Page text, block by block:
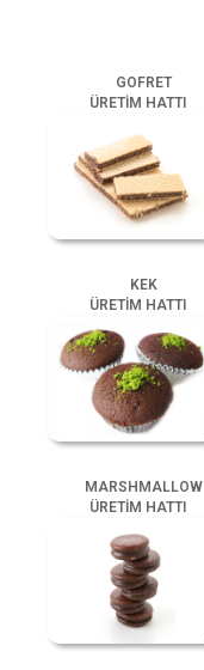
GOFRET
ÜRETİM HATTI
KEK
ÜRETİM HATTI
MARSHMALLOW
ÜRETİM HATTI